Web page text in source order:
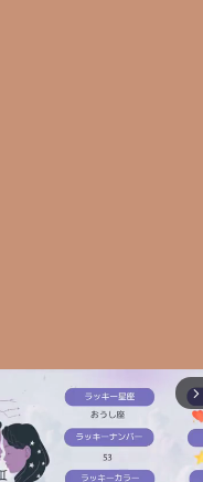
arrow_forward_ios